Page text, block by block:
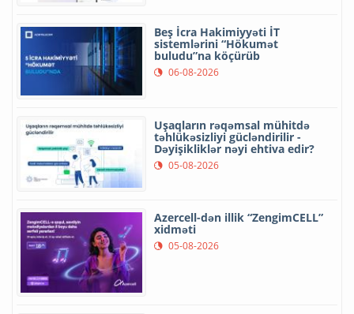
Beş İcra Hakimiyyəti İT
sistemlərini “Hökumət
buludu”na köçürüb
06-08-2026
Uşaqların rəqəmsal mühitdə
təhlükəsizliyi gücləndirilir -
Dəyişikliklər nəyi ehtiva edir?
05-08-2026
Azercell-dən illik “ZengimCELL”
xidməti
05-08-2026